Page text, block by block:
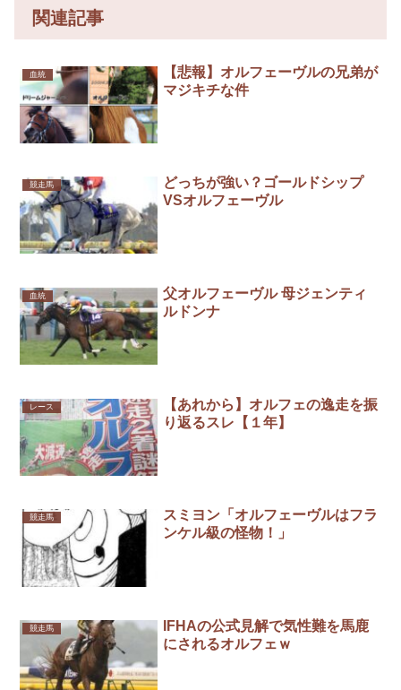
関連記事
血統
【悲報】オルフェーヴルの兄弟が
マジキチな件
競走馬
どっちが強い？ゴールドシップ
VSオルフェーヴル
血統
父オルフェーヴル 母ジェンティ
ルドンナ
レース
【あれから】オルフェの逸走を振
り返るスレ【１年】
競走馬
スミヨン「オルフェーヴルはフラ
ンケル級の怪物！」
競走馬
IFHAの公式見解で気性難を馬鹿
にされるオルフェｗ